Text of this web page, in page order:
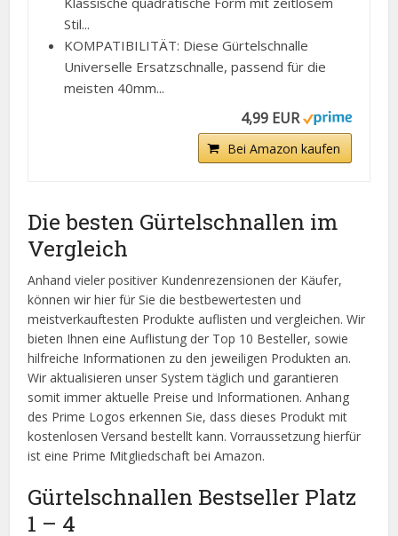
Stil...
KOMPATIBILITÄT: Diese Gürtelschnalle
Universelle Ersatzschnalle, passend für die
meisten 40mm...
4,99 EUR
Bei Amazon kaufen
Die besten Gürtelschnallen im
Vergleich
Anhand vieler positiver Kundenrezensionen der Käufer,
können wir hier für Sie die bestbewertesten und
meistverkauftesten Produkte auflisten und vergleichen. Wir
bieten Ihnen eine Auflistung der Top 10 Besteller, sowie
hilfreiche Informationen zu den jeweiligen Produkten an.
Wir aktualisieren unser System täglich und garantieren
somit immer aktuelle Preise und Informationen. Anhang
des Prime Logos erkennen Sie, dass dieses Produkt mit
kostenlosen Versand bestellt kann. Vorraussetzung hierfür
ist eine Prime Mitgliedschaft bei Amazon.
Gürtelschnallen Bestseller Platz
1 – 4